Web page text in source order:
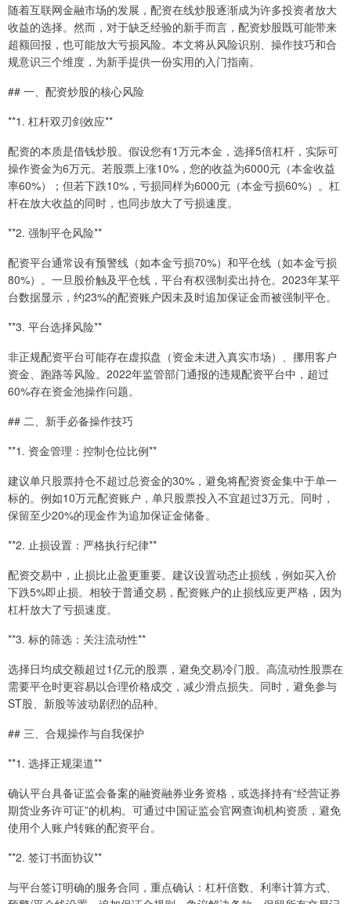
随着互联网金融市场的发展，配资在线炒股逐渐成为许多投资者放大
收益的选择。然而，对于缺乏经验的新手而言，配资炒股既可能带来
超额回报，也可能放大亏损风险。本文将从风险识别、操作技巧和合
规意识三个维度，为新手提供一份实用的入门指南。
## 一、配资炒股的核心风险
**1. 杠杆双刃剑效应**
配资的本质是借钱炒股。假设您有1万元本金，选择5倍杠杆，实际可
操作资金为6万元。若股票上涨10%，您的收益为6000元（本金收益
率60%）；但若下跌10%，亏损同样为6000元（本金亏损60%）。杠
杆在放大收益的同时，也同步放大了亏损速度。
**2. 强制平仓风险**
配资平台通常设有预警线（如本金亏损70%）和平仓线（如本金亏损
80%）。一旦股价触及平仓线，平台有权强制卖出持仓。2023年某平
台数据显示，约23%的配资账户因未及时追加保证金而被强制平仓。
**3. 平台选择风险**
非正规配资平台可能存在虚拟盘（资金未进入真实市场）、挪用客户
资金、跑路等风险。2022年监管部门通报的违规配资平台中，超过
60%存在资金池操作问题。
## 二、新手必备操作技巧
**1. 资金管理：控制仓位比例**
建议单只股票持仓不超过总资金的30%，避免将配资资金集中于单一
标的。例如10万元配资账户，单只股票投入不宜超过3万元。同时，
保留至少20%的现金作为追加保证金储备。
**2. 止损设置：严格执行纪律**
配资交易中，止损比止盈更重要。建议设置动态止损线，例如买入价
下跌5%即止损。相较于普通交易，配资账户的止损线应更严格，因为
杠杆放大了亏损速度。
**3. 标的筛选：关注流动性**
选择日均成交额超过1亿元的股票，避免交易冷门股。高流动性股票在
需要平仓时更容易以合理价格成交，减少滑点损失。同时，避免参与
ST股、新股等波动剧烈的品种。
## 三、合规操作与自我保护
**1. 选择正规渠道**
确认平台具备证监会备案的融资融券业务资格，或选择持有“经营证券
期货业务许可证”的机构。可通过中国证监会官网查询机构资质，避免
使用个人账户转账的配资平台。
**2. 签订书面协议**
与平台签订明确的服务合同，重点确认：杠杆倍数、利率计算方式、